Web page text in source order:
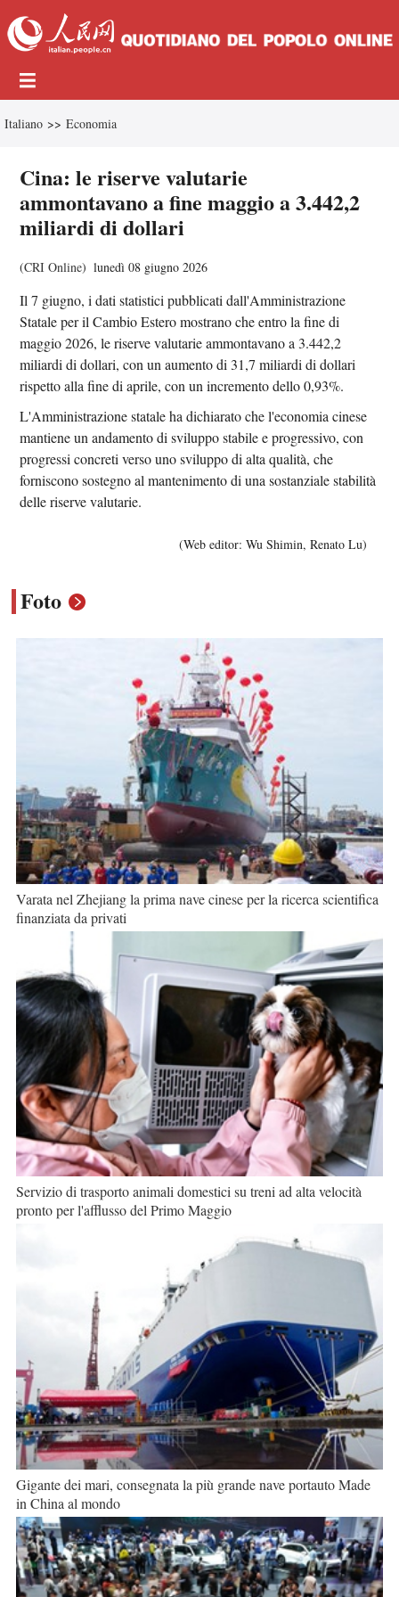
Italiano >> Economia
Cina: le riserve valutarie
ammontavano a fine maggio a 3.442,2
miliardi di dollari
(CRI Online) lunedì 08 giugno 2026
Il 7 giugno, i dati statistici pubblicati dall'Amministrazione
Statale per il Cambio Estero mostrano che entro la fine di
maggio 2026, le riserve valutarie ammontavano a 3.442,2
miliardi di dollari, con un aumento di 31,7 miliardi di dollari
rispetto alla fine di aprile, con un incremento dello 0,93%.
L'Amministrazione statale ha dichiarato che l'economia cinese
mantiene un andamento di sviluppo stabile e progressivo, con
progressi concreti verso uno sviluppo di alta qualità, che
forniscono sostegno al mantenimento di una sostanziale stabilità
delle riserve valutarie.
(Web editor: Wu Shimin, Renato Lu)
Foto
Varata nel Zhejiang la prima nave cinese per la ricerca scientifica
finanziata da privati
Servizio di trasporto animali domestici su treni ad alta velocità
pronto per l'afflusso del Primo Maggio
Gigante dei mari, consegnata la più grande nave portauto Made
in China al mondo